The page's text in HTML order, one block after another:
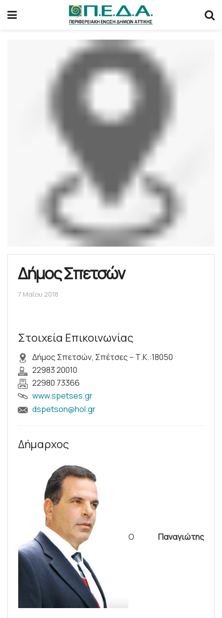
Δήμος Σπετσών
7 Μαΐου 2018
Στοιχεία Επικοινωνίας
Δήμος Σπετσών, Σπέτσες – Τ.Κ.:18050
22983 20010
22980 73366
www.spetses.gr
dspetson@hol.gr
Δήμαρχος
Ο Παναγιώτης